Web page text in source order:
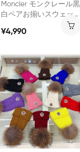
Moncler モンクレール黒
白ペアお揃いスウェット
シャツ 激安ハイブランド
コピーMoncler トレーナ
ーナー裏起毛 裏起毛な
メンズレディースブラ
ド秋冬服パーカートップ
ス 長袖 ファッションブ
ンドスウェット上着カ
ュアル
¥4,990